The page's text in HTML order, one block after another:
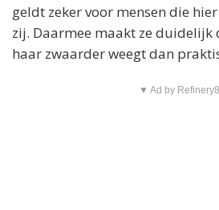
geldt zeker voor mensen die
zij. Daarmee maakt ze duidelijk
haar zwaarder weegt dan
▼ Ad by